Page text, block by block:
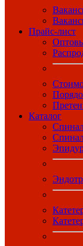
Прайс-лист
Каталог